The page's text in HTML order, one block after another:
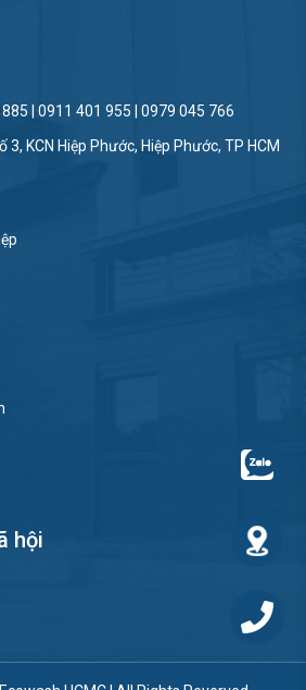
| 0911 401 955 | 0979 045 766
3, KCN Hiệp Phước, Hiệp Phước, TP HCM
hội